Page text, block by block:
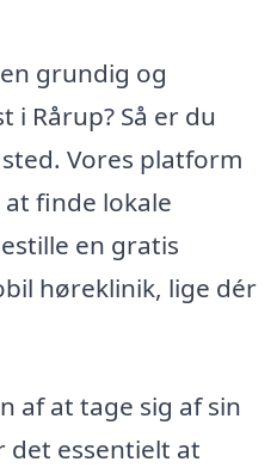
grundig og
Rårup? Så er du
Vores platform
finde lokale
en gratis
høreklinik, lige dér
af at tage sig af sin
det essentielt at